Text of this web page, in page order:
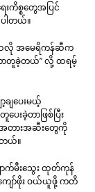
ကိစ္စတွေအပြင်
ါတယ်။
သလို အမေရိကန်ဆီက
ောတူခဲ့တယ်” လို့ ထရမ့်
ျပေးမယ့်
းခဲ့တာဖြစ်ပြီး
တားအဆီးတွေကို
တယ်။
ောက်မီးသွေး ထုတ်ကုန်
ော်ဖိုး ဝယ်ယူဖို့ ကတိ